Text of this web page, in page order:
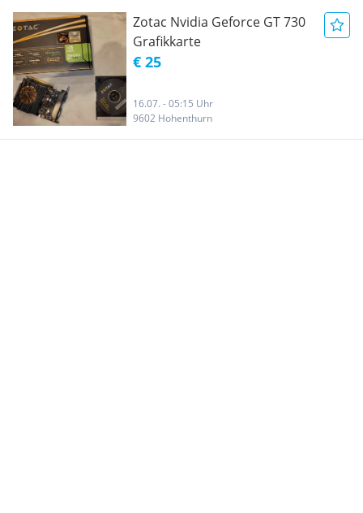
Zotac Nvidia Geforce GT 730
Grafikkarte
€ 25
16.07. - 05:15 Uhr
9602 Hohenthurn